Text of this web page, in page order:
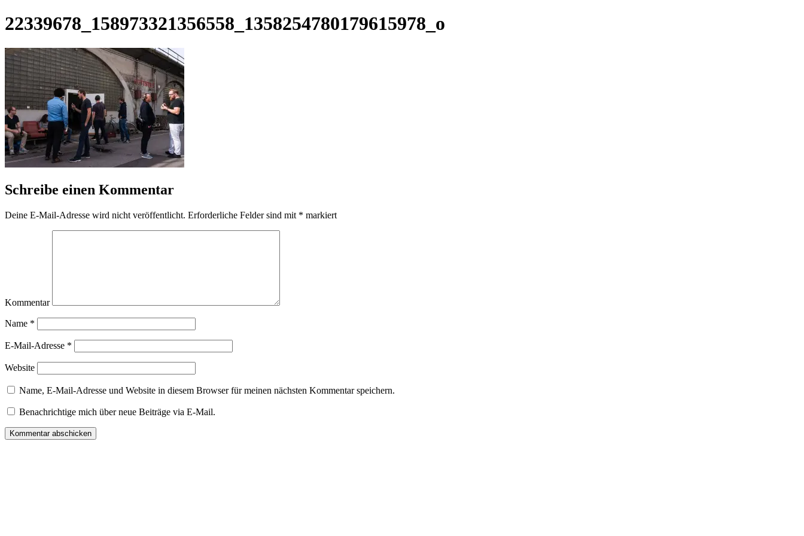
22339678_158973321356558_1358254780179615978_o
Schreibe einen Kommentar
Deine E-Mail-Adresse wird nicht veröffentlicht. Erforderliche Felder sind mit * markiert
Kommentar
Name *
E-Mail-Adresse *
Website
Name, E-Mail-Adresse und Website in diesem Browser für meinen nächsten Kommentar speichern.
Benachrichtige mich über neue Beiträge via E-Mail.